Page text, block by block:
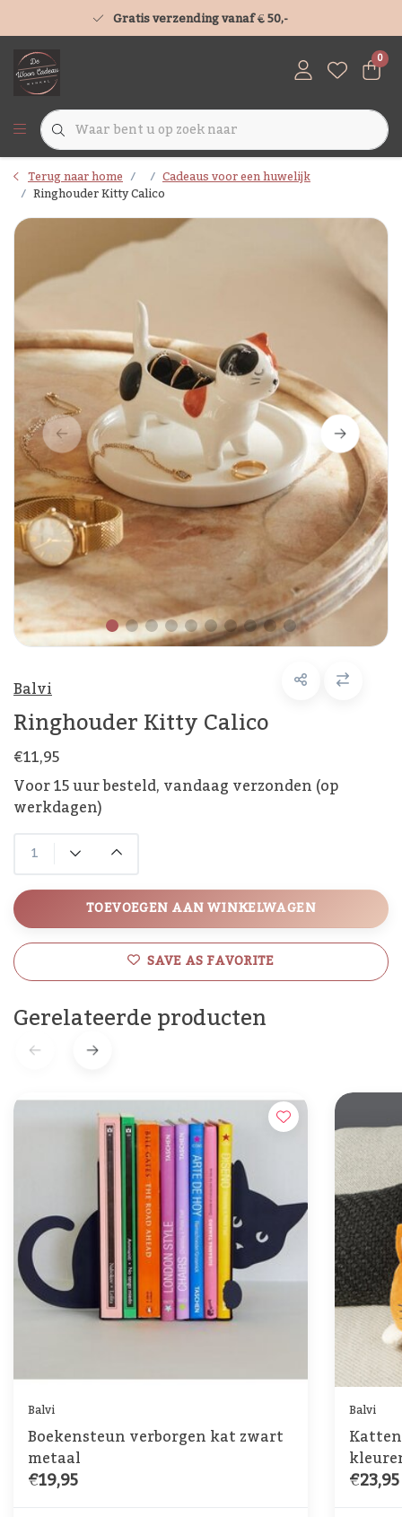
Gratis verzending vanaf € 50,-
0
Terug naar home Cadeaus voor een huwelijk
Ringhouder Kitty Calico
Balvi
Ringhouder Kitty Calico
€11,95
Voor 15 uur besteld, vandaag verzonden (op
werkdagen)
TOEVOEGEN AAN WINKELWAGEN
SAVE AS FAVORITE
Gerelateerde producten
Balvi
Boekensteun verborgen kat zwart
metaal
€19,95
Balvi
€23,95